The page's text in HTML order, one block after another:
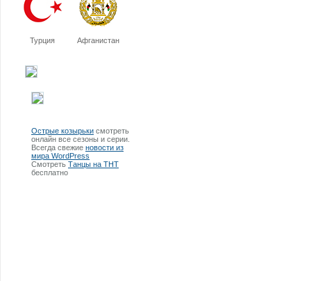
Турция Афганистан
Острые козырьки смотреть
онлайн все сезоны и серии.
Всегда свежие новости из
мира WordPress
Смотреть Танцы на ТНТ
бесплатно